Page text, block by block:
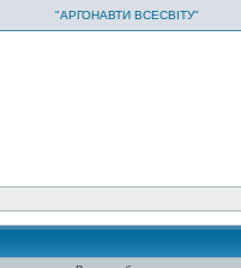
"АРГОНАВТИ ВСЕСВІТУ"